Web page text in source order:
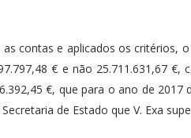
contas e aplicados os critérios,
€ e não 25.711.631,67
€, que para o ano de
de Estado que V. Exa